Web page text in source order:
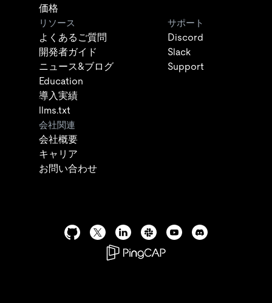
価格
リソース
よくあるご質問
開発者ガイド
ニュース&ブログ
Education
導入実績
llms.txt
サポート
Discord
Slack
Support
会社関連
会社概要
キャリア
お問い合わせ